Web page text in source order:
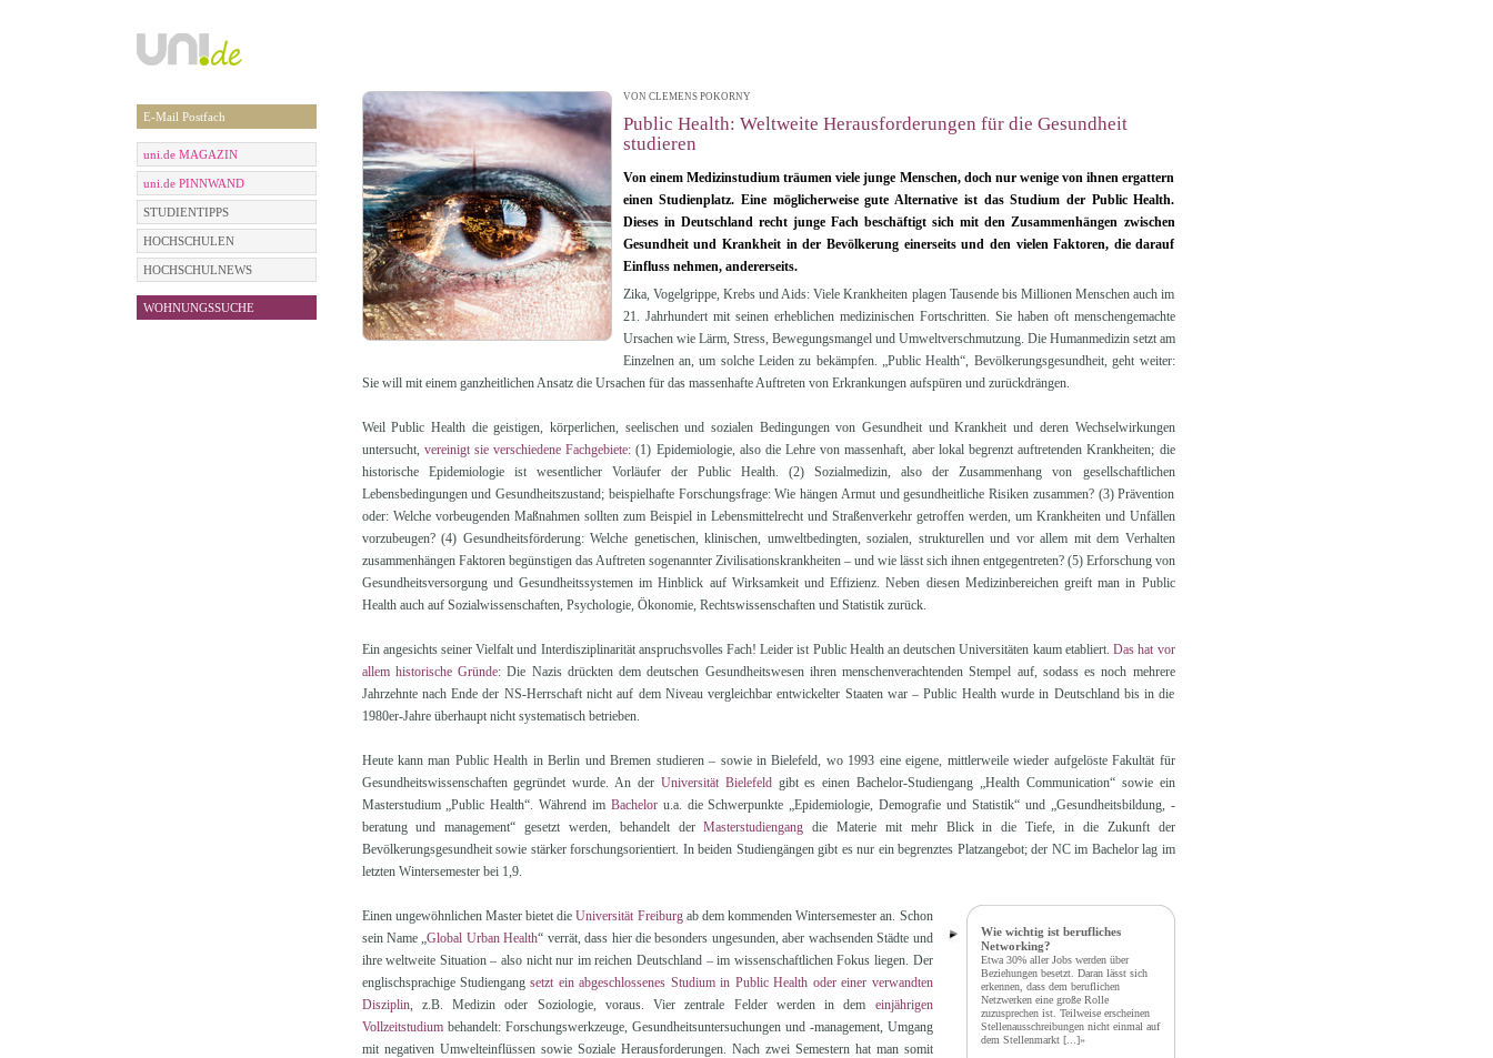
E-Mail Postfach
uni.de MAGAZIN
uni.de PINNWAND
STUDIENTIPPS
HOCHSCHULEN
HOCHSCHULNEWS
WOHNUNGSSUCHE
VON CLEMENS POKORNY
Public Health: Weltweite Herausforderungen für die Gesundheit
studieren
Von einem Medizinstudium träumen viele junge Menschen, doch nur wenige von ihnen ergattern
einen Studienplatz. Eine möglicherweise gute Alternative ist das Studium der Public Health.
Dieses in Deutschland recht junge Fach beschäftigt sich mit den Zusammenhängen zwischen
Gesundheit und Krankheit in der Bevölkerung einerseits und den vielen Faktoren, die darauf
Einfluss nehmen, andererseits.
Zika, Vogelgrippe, Krebs und Aids: Viele Krankheiten plagen Tausende bis Millionen Menschen auch im
21. Jahrhundert mit seinen erheblichen medizinischen Fortschritten. Sie haben oft menschengemachte
Ursachen wie Lärm, Stress, Bewegungsmangel und Umweltverschmutzung. Die Humanmedizin setzt am
Einzelnen an, um solche Leiden zu bekämpfen. „Public Health“, Bevölkerungsgesundheit, geht weiter:
Sie will mit einem ganzheitlichen Ansatz die Ursachen für das massenhafte Auftreten von Erkrankungen aufspüren und zurückdrängen.
Weil Public Health die geistigen, körperlichen, seelischen und sozialen Bedingungen von Gesundheit und Krankheit und deren Wechselwirkungen
untersucht, vereinigt sie verschiedene Fachgebiete: (1) Epidemiologie, also die Lehre von massenhaft, aber lokal begrenzt auftretenden Krankheiten; die
historische Epidemiologie ist wesentlicher Vorläufer der Public Health. (2) Sozialmedizin, also der Zusammenhang von gesellschaftlichen
Lebensbedingungen und Gesundheitszustand; beispielhafte Forschungsfrage: Wie hängen Armut und gesundheitliche Risiken zusammen? (3) Prävention
oder: Welche vorbeugenden Maßnahmen sollten zum Beispiel in Lebensmittelrecht und Straßenverkehr getroffen werden, um Krankheiten und Unfällen
vorzubeugen? (4) Gesundheitsförderung: Welche genetischen, klinischen, umweltbedingten, sozialen, strukturellen und vor allem mit dem Verhalten
zusammenhängen Faktoren begünstigen das Auftreten sogenannter Zivilisationskrankheiten – und wie lässt sich ihnen entgegentreten? (5) Erforschung von
Gesundheitsversorgung und Gesundheitssystemen im Hinblick auf Wirksamkeit und Effizienz. Neben diesen Medizinbereichen greift man in Public
Health auch auf Sozialwissenschaften, Psychologie, Ökonomie, Rechtswissenschaften und Statistik zurück.
Ein angesichts seiner Vielfalt und Interdisziplinarität anspruchsvolles Fach! Leider ist Public Health an deutschen Universitäten kaum etabliert.Das hat vor
allem historische Gründe: Die Nazis drückten dem deutschen Gesundheitswesen ihren menschenverachtenden Stempel auf, sodass es noch mehrere
Jahrzehnte nach Ende der NS-Herrschaft nicht auf dem Niveau vergleichbar entwickelter Staaten war – Public Health wurde in Deutschland bis in die
1980er-Jahre überhaupt nicht systematisch betrieben.
Heute kann man Public Health in Berlin und Bremen studieren – sowie in Bielefeld, wo 1993 eine eigene, mittlerweile wieder aufgelöste Fakultät für
Gesundheitswissenschaften gegründet wurde. An der Universität Bielefeldgibt es einen Bachelor-Studiengang „Health Communication“ sowie ein
Masterstudium „Public Health“. Während im Bacheloru.a. die Schwerpunkte „Epidemiologie, Demografie und Statistik“ und „Gesundheitsbildung, -
beratung und management“ gesetzt werden, behandelt derMasterstudiengang die Materie mit mehr Blick in die Tiefe, in die Zukunft der
Bevölkerungsgesundheit sowie stärker forschungsorientiert. In beiden Studiengängen gibt es nur ein begrenztes Platzangebot; der NC im Bachelor lag im
letzten Wintersemester bei 1,9.
Wie wichtig ist berufliches
Networking?
Etwa 30% aller Jobs werden über
Beziehungen besetzt. Daran lässt sich
erkennen, dass dem beruflichen
Netzwerken eine große Rolle
zuzusprechen ist. Teilweise erscheinen
Stellenausschreibungen nicht einmal auf
dem Stellenmarkt [...]»
Einen ungewöhnlichen Master bietet dieUniversität Freiburgab dem kommenden Wintersemester an. Schon
sein Name „Global Urban Health“ verrät, dass hier die besonders ungesunden, aber wachsenden Städte und
ihre weltweite Situation – also nicht nur im reichen Deutschland – im wissenschaftlichen Fokus liegen. Der
englischsprachige Studiengangsetzt ein abgeschlossenes Studium in Public Health oder einer verwandten
Disziplin, z.B. Medizin oder Soziologie, voraus. Vier zentrale Felder werden in dem einjährigen
Vollzeitstudiumbehandelt: Forschungswerkzeuge, Gesundheitsuntersuchungen und -management, Umgang
mit negativen Umwelteinflüssen sowie Soziale Herausforderungen. Nach zwei Semestern hat man somit